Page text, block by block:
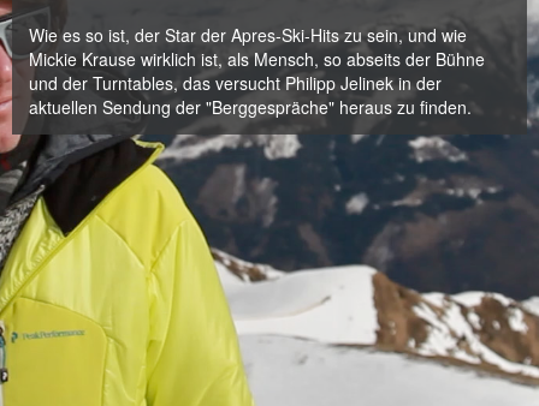
Wie es so ist, der Star der Apres-Ski-Hits zu sein, und wie
Mickie Krause wirklich ist, als Mensch, so abseits der Bühne
und der Turntables, das versucht Philipp Jelinek in der
aktuellen Sendung der "Berggespräche" heraus zu finden.